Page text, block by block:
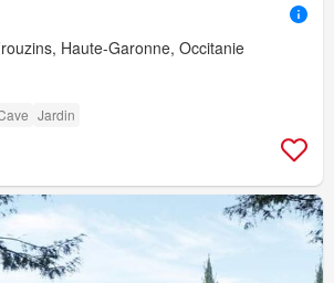
Haute-Garonne, Occitanie
Jardin